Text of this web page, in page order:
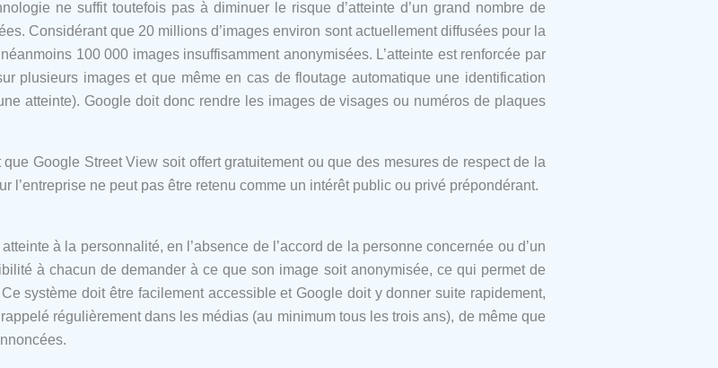
ne suffit toutefois pas à diminuer le risque d’atteinte d’un grand nombre de
Considérant que 20 millions d’images environ sont actuellement diffusées pour la
100 000 images insuffisamment anonymisées. L’atteinte est renforcée par
plusieurs images et que même en cas de floutage automatique une identification
atteinte). Google doit donc rendre les images de visages ou numéros de plaques
Google Street View soit offert gratuitement ou que des mesures de respect de la
l’entreprise ne peut pas être retenu comme un intérêt public ou privé prépondérant.
à la personnalité, en l’absence de l’accord de la personne concernée ou d’un
à chacun de demander à ce que son image soit anonymisée, ce qui permet de
système doit être facilement accessible et Google doit y donner suite rapidement,
régulièrement dans les médias (au minimum tous les trois ans), de même que